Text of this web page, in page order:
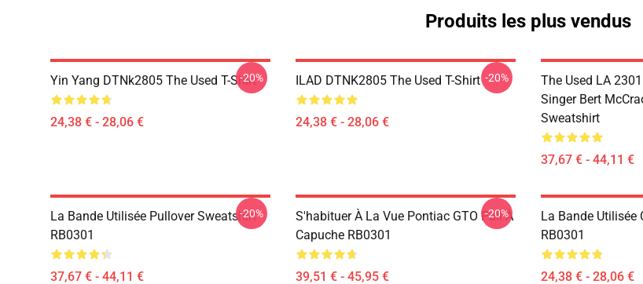
Produits les plus vendus
Yin Yang DTNk2805 The Used T-Shirt
24,38 € - 28,06 €
-20% ILAD DTNK2805 The Used T-Shirt
24,38 € - 28,06 €
-20%
The Used LA
Singer Bert
Sweatshirt
37,67 € - 44,11 €
La Bande Utilisée Pullover Sweatshirt
RB0301
37,67 € - 44,11 €
-20%
S'habituer À La Vue Pontiac GTO Pull À
Capuche RB0301
39,51 € - 45,95 €
-20%
La Bande Utilisée
RB0301
24,38 € - 28,06 €